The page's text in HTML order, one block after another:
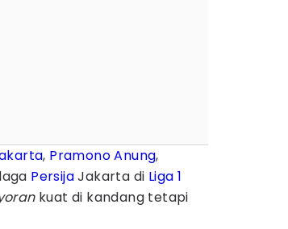
, Pramono Anung,
PersijaJakarta di Liga 1
kuat di kandang tetapi